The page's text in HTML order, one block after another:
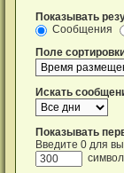
Показывать
Сообщения
Поле
Искать
Показывать
Введите 0 для